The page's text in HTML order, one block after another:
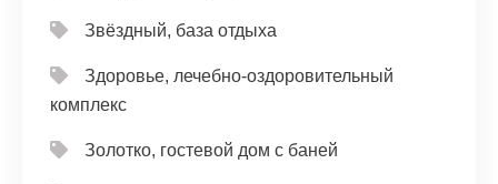
Звёздный, база отдыха
Здоровье, лечебно-оздоровительный
комплекс
Золотко, гостевой дом с баней